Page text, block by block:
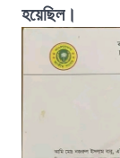
হয়েছিল।